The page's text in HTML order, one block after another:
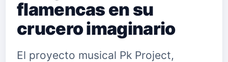
flamencas en su
crucero imaginario
El proyecto musical Pk Project,